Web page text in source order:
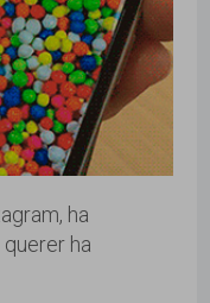
ha
ha